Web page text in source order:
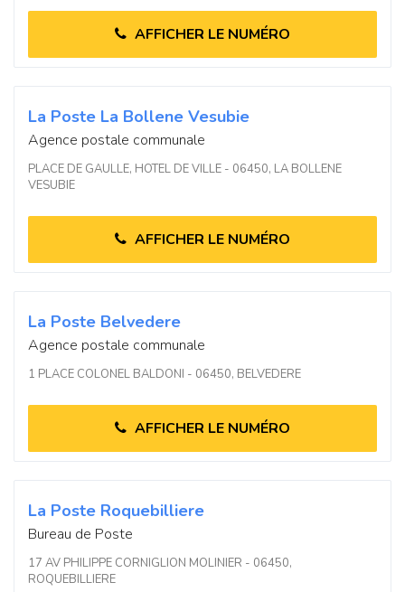
AFFICHER LE NUMÉRO
La Poste La Bollene Vesubie
Agence postale communale
PLACE DE GAULLE, HOTEL DE VILLE - 06450, LA BOLLENE
VESUBIE
AFFICHER LE NUMÉRO
La Poste Belvedere
Agence postale communale
1 PLACE COLONEL BALDONI - 06450, BELVEDERE
AFFICHER LE NUMÉRO
La Poste Roquebilliere
Bureau de Poste
17 AV PHILIPPE CORNIGLION MOLINIER - 06450,
ROQUEBILLIERE